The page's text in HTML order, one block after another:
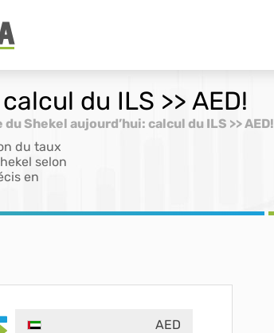
du ILS >> AED!
du Shekel aujourd’hui: calcul du ILS >> AED!
du taux
selon
en
AED